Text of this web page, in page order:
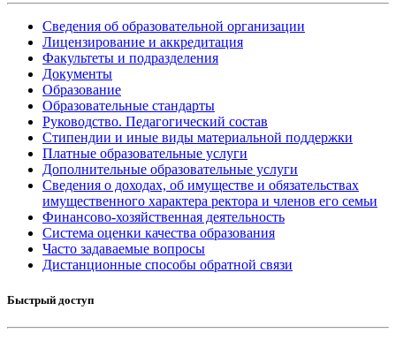
Сведения об образовательной организации
Лицензирование и аккредитация
Факультеты и подразделения
Документы
Образование
Образовательные стандарты
Руководство. Педагогический состав
Стипендии и иные виды материальной поддержки
Платные образовательные услуги
Дополнительные образовательные услуги
Сведения о доходах, об имуществе и обязательствах
имущественного характера ректора и членов его семьи
Финансово-хозяйственная деятельность
Система оценки качества образования
Часто задаваемые вопросы
Дистанционные способы обратной связи
Быстрый доступ